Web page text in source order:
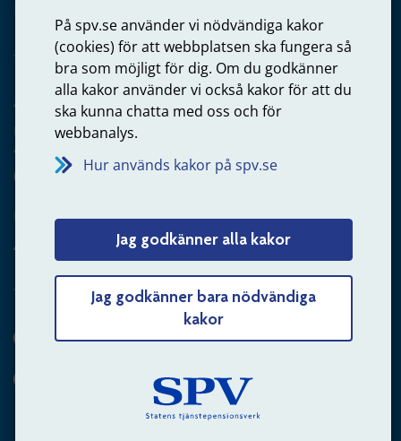
På spv.se använder vi nödvändiga kakor
(cookies) för att webbplatsen ska fungera så
bra som möjligt för dig. Om du godkänner
alla kakor använder vi också kakor för att du
ska kunna chatta med oss och för
webbanalys.
Hur används kakor på spv.se
Jag godkänner alla kakor
Jag godkänner bara nödvändiga
kakor
Arbetsgivare
Frågor om administration av tjänstepension från statlig
anställning
060-18 75 03
Kontakta oss
Arbetsgivare – skicka mejl till oss
Hitta svaret på din fråga
Andra sätt att kontakta oss